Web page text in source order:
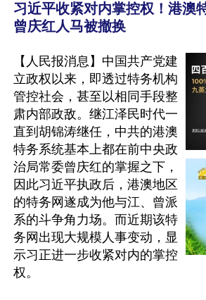
习近平收紧对内掌控权！港澳
曾庆红人马被撤换
【人民报消息】中国共产党建
立政权以来，即透过特务机构
管控社会，甚至以相同手段整
肃内部政敌。继江泽民时代一
直到胡锦涛继任，中共的港澳
特务系统基本上都在前中央政
治局常委曾庆红的掌握之下，
因此习近平执政后，港澳地区
的特务网遂成为他与江、曾派
系的斗争角力场。而近期该特
务网出现大规模人事变动，显
示习正进一步收紧对内的掌控
权。